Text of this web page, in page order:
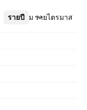
รายปี รายไตรมาส
เพิ่มเติม